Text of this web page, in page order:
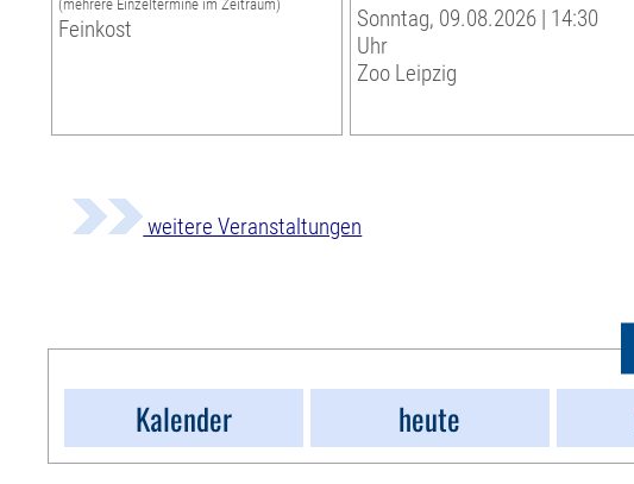
(mehrere Einzeltermine im Zeitraum)
Feinkost
Sonntag, 09.08.2026 | 14:30
Uhr
Zoo Leipzig
weitere Veranstaltungen
Kalender
heute